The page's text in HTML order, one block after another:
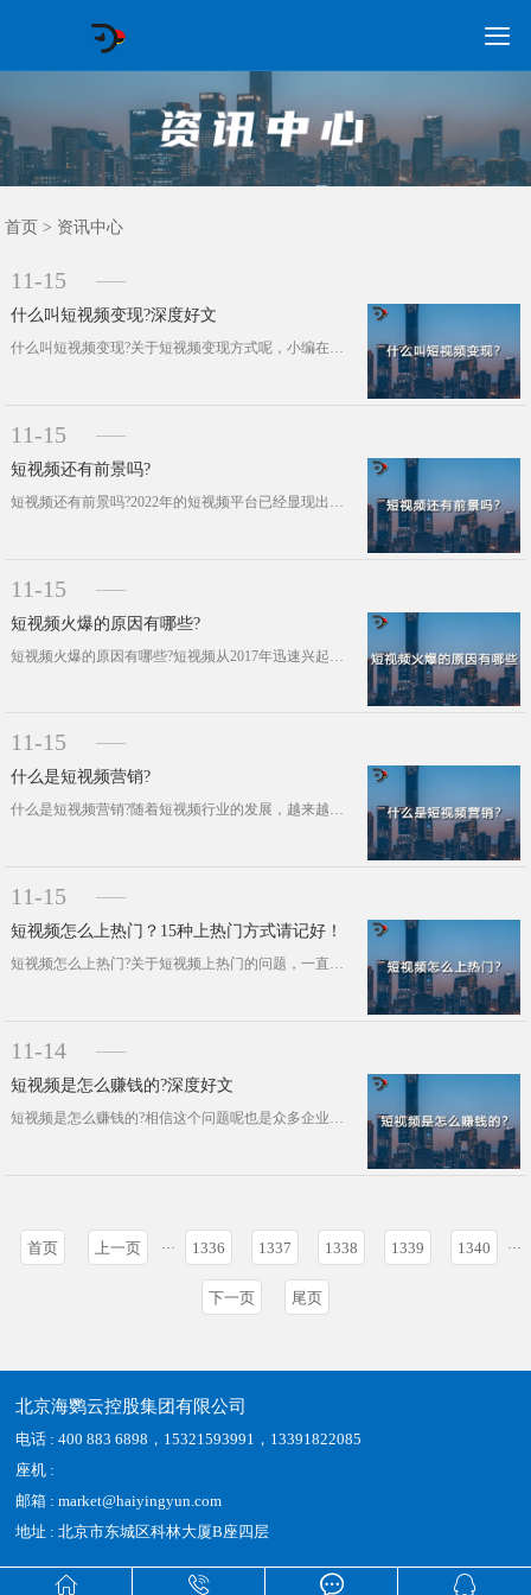

首页
GEO常见问题
GEO优化
海外GEO
网络营销
企业培训
软件开发
政策申报
资讯中心
关于我们
   
首页 > 资讯中心
11-15
什么叫短视频变现?深度好文
什么叫短视频变现?关于短视频变现方式呢，小编在前面已经讲过好几次了。那么在本篇当中就不再赘述了。那么企业主们可知道什么叫变现?···
11-15
短视频还有前景吗?
短视频还有前景吗?2022年的短视频平台已经显现出与以往的很大不同，那就是短视频已经不是野蛮生长的时代了，更多优质内容开始得到···
11-15
短视频火爆的原因有哪些?
11-15
什么是短视频营销?
什么是短视频营销?随着短视频行业的发展，越来越多的企业把网络营销的重点工作放在了短视频营销上，看来短视频营销运营好，确实能给企···
11-15
短视频怎么上热门？15种上热门方式请记好！
短视频怎么上热门?关于短视频上热门的问题，一直是众企业非常关心的问题。如果想在短视频上吸引更多粉丝关注，就必须要有能上热门的短···
11-14
短视频是怎么赚钱的?深度好文
短视频是怎么赚钱的?相信这个问题呢也是众多企业非常关心的一个问题，企业通过运营短视频如何赚钱?其实呢，小编在前面的文章中讲过不···
首页 上一页 ··· 1336 1337 1338 1339 1340 ···
下一页 尾页
北京海鹦云控股集团有限公司
电话 : 400 883 6898，15321593991，13391822085
座机 :
邮箱 : market@haiyingyun.com
地址 : 北京市东城区科林大厦B座四层